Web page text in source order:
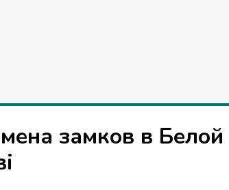
замков в